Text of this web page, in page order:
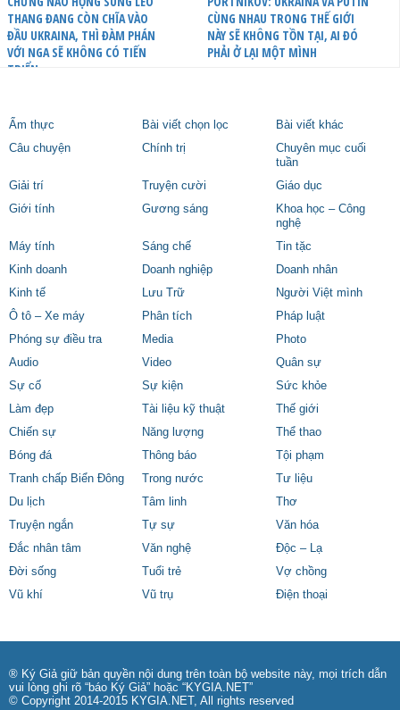
THANG ĐANG CÒN CHĨA VÀO
ĐẦU UKRAINA, THÌ ĐÀM PHÁN
VỚI NGA SẼ KHÔNG CÓ TIẾN
TRIỂN
CÙNG NHAU TRONG THẾ GIỚI
NÀY SẼ KHÔNG TỒN TẠI, AI ĐÓ
PHẢI Ở LẠI MỘT MÌNH
Ẩm thực Bài viết chọn lọc
Bài viết khác
Câu chuyện
Chính trị
Chuyên mục cuối
tuần
Giải trí
Truyện cười
Giáo dục
Giới tính
Gương sáng
Khoa học – Công
nghệ
Máy tính
Sáng chế
Tin tặc
Kinh doanh
Doanh nghiệp
Doanh nhân
Kinh tế
Lưu Trữ
Người Việt mình
Ô tô – Xe máy
Phân tích
Pháp luật
Phóng sự điều tra
Media
Photo
Audio
Video
Quân sự
Sự cố
Sự kiện
Sức khỏe
Làm đẹp
Tài liệu kỹ thuật
Thế giới
Chiến sự
Năng lượng
Thể thao
Bóng đá
Thông báo
Tội phạm
Tranh chấp Biển Đông
Trong nước
Tư liệu
Du lịch
Tâm linh
Thơ
Truyện ngắn
Tự sự
Văn hóa
Đắc nhân tâm
Văn nghệ
Độc – Lạ
Đời sống
Tuổi trẻ
Vợ chồng
Vũ khí
Vũ trụ Điện thoại
® Ký Giả giữ bản quyền nội dung trên toàn bộ website này, mọi trích dẫn
vui lòng ghi rõ “báo Ký Giả” hoặc “KYGIA.NET”
© Copyright 2014-2015 KYGIA.NET, All rights reserved